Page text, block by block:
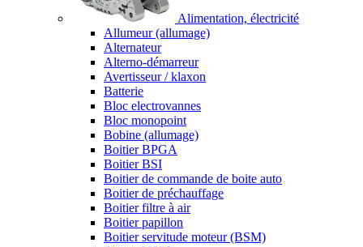
Alimentation, électricité
Allumeur (allumage)
Alternateur
Alterno-démarreur
Avertisseur / klaxon
Batterie
Bloc electrovannes
Bloc monopoint
Bobine (allumage)
Boitier BPGA
Boitier BSI
Boitier de commande de boite auto
Boitier de préchauffage
Boitier filtre à air
Boitier papillon
Boitier servitude moteur (BSM)